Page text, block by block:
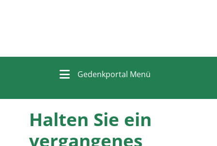
Gedenkportal Menü
Halten Sie ein
vergangenes